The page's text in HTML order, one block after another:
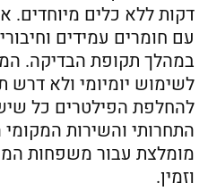
דקות ללא כלים מיוחדים.
עם חומרים עמידים
במהלך תקופת הבדיקה.
לשימוש יומיומי ולא דרש
להחלפת הפילטרים כל
התחרותי והשירות
מומלצת עבור משפחות
וזמין.